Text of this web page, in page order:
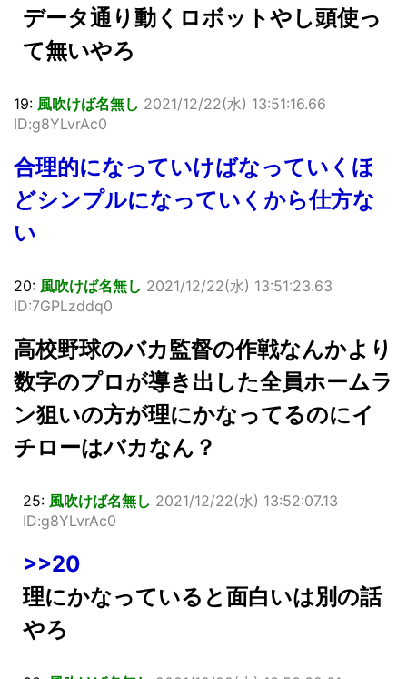
データ通り動くロボットやし頭使っ
て無いやろ
19: 風吹けば名無し 2021/12/22(水) 13:51:16.66
ID:g8YLvrAc0
合理的になっていけばなっていくほ
どシンプルになっていくから仕方な
い
20: 風吹けば名無し 2021/12/22(水) 13:51:23.63
ID:7GPLzddq0
高校野球のバカ監督の作戦なんかより
数字のプロが導き出した全員ホームラ
ン狙いの方が理にかなってるのにイ
チローはバカなん？
25: 風吹けば名無し 2021/12/22(水) 13:52:07.13
ID:g8YLvrAc0
>>20
理にかなっていると面白いは別の話
やろ